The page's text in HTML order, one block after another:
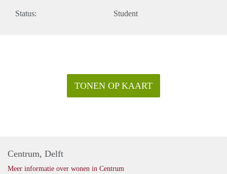
Status: Student
TONEN OP KAART
Centrum, Delft
Meer informatie over wonen in Centrum